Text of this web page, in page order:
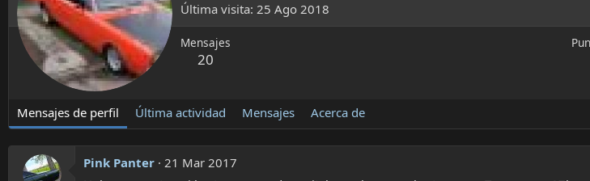
Última visita 25 Ago 2018
Mensajes
20
Mensajes de perfil Última actividad Mensajes Acerca de
Pink Panter 21 Mar 2017